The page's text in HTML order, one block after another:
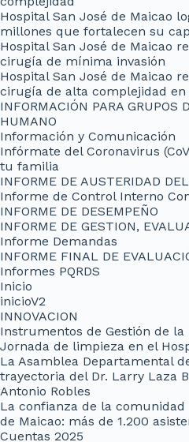
Hospital San José de Maicao
millones que fortalecen su
Hospital San José de Maicao
cirugía de mínima invasión
Hospital San José de Maicao
cirugía de alta complejidad en
INFORMACIÓN PARA GRUPOS
HUMANO
Información y Comunicación
Infórmate del Coronavirus
tu familia
INFORME DE AUSTERIDAD
Informe de Control Interno
INFORME DE DESEMPEÑO
INFORME DE GESTION,
Informe Demandas
INFORME FINAL DE
Informes PQRDS
Inicio
inicioV2
INNOVACION
Instrumentos de Gestión de
Jornada de limpieza en el
La Asamblea Departamental
trayectoria del Dr. Larry Laza
Antonio Robles
La confianza de la comunidad
de Maicao: más de 1.200
Cuentas 2025